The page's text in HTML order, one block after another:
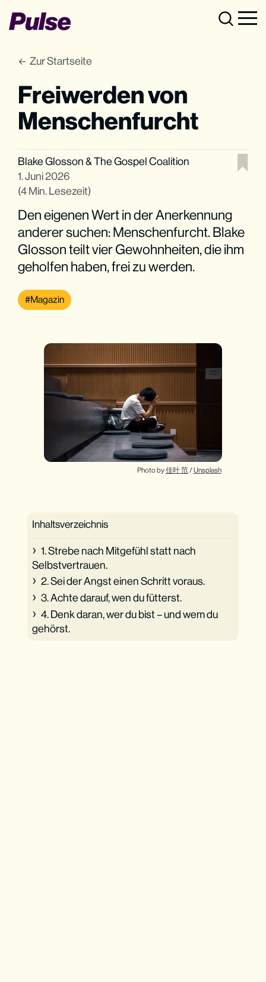
Zur Startseite
Freiwerden von
Menschenfurcht
Blake Glosson&The Gospel Coalition
1. Juni 2026
(4 Min. Lesezeit)
Den eigenen Wert in der Anerkennung
anderer suchen: Menschenfurcht. Blake
Glosson teilt vier Gewohnheiten, die ihm
geholfen haben, frei zu werden.
Magazin
Photo by 佳叶 范 / Unsplash
Inhaltsverzeichnis
1. Strebe nach Mitgefühl statt nach
Selbstvertrauen.
2. Sei der Angst einen Schritt voraus.
3. Achte darauf, wen du fütterst.
4. Denk daran, wer du bist – und wem du
gehörst.